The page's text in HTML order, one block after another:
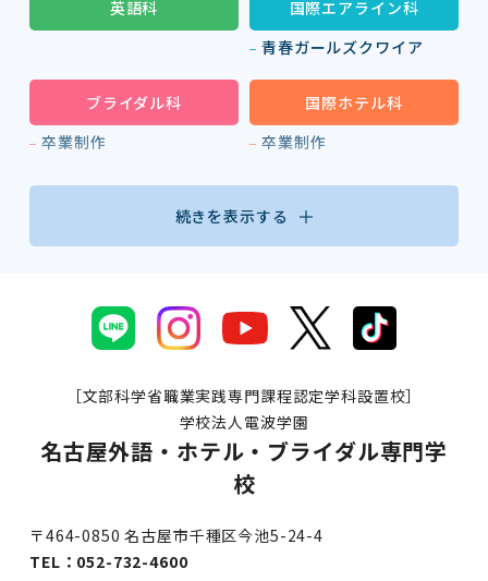
英語科
国際エアライン科
青春ガールズクワイア
ブライダル科
卒業制作
国際ホテル科
卒業制作
続きを表示する
［文部科学省職業実践専門課程認定学科設置校］
学校法人電波学園
名古屋外語・ホテル・ブライダル専門学
校
〒464-0850 名古屋市千種区今池5-24-4
TEL： 052-732-4600